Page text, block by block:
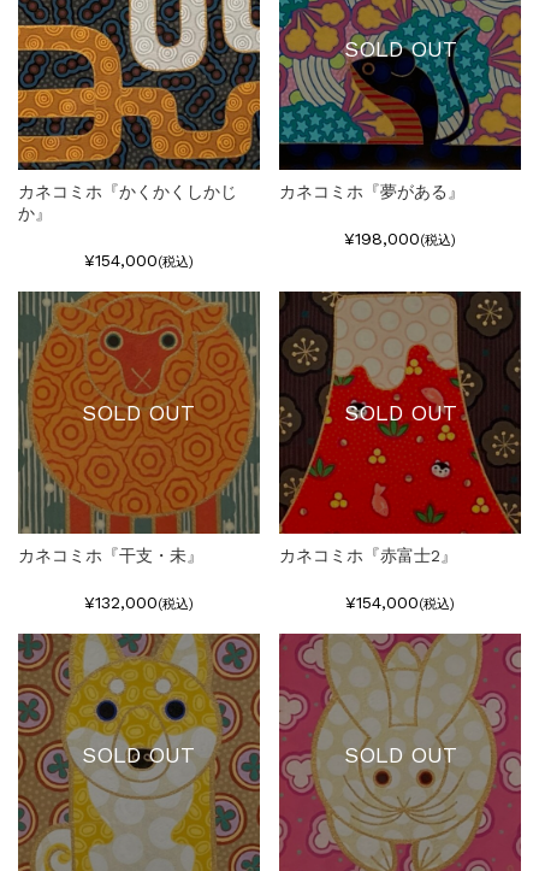
カネコミホ『かくかくしかじ
か』
¥154,000(税込)
SOLD OUT
カネコミホ『夢がある』
¥198,000(税込)
SOLD OUT
カネコミホ『干支・未』
¥132,000(税込)
SOLD OUT
カネコミホ『赤富士2』
¥154,000(税込)
SOLD OUT SOLD OUT